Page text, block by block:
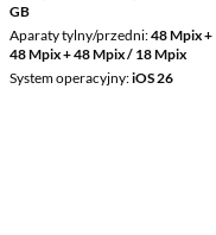
GB
Aparaty tylny/przedni 48 Mpix +
48 Mpix + 48 Mpix / 18 Mpix
System operacyjny iOS 26